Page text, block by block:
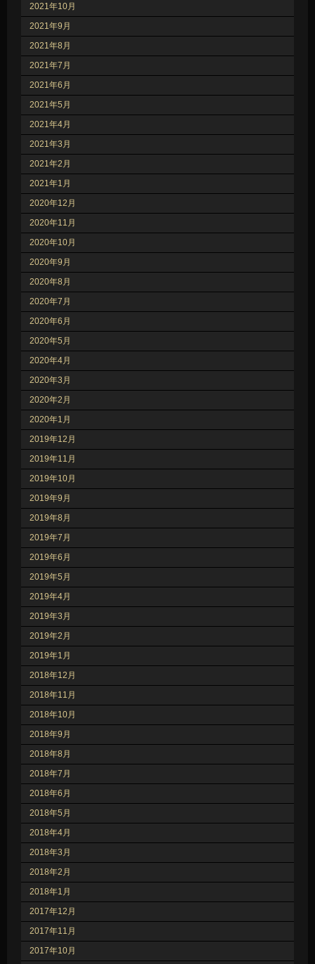
2021年10月
2021年9月
2021年8月
2021年7月
2021年6月
2021年5月
2021年4月
2021年3月
2021年2月
2021年1月
2020年12月
2020年11月
2020年10月
2020年9月
2020年8月
2020年7月
2020年6月
2020年5月
2020年4月
2020年3月
2020年2月
2020年1月
2019年12月
2019年11月
2019年10月
2019年9月
2019年8月
2019年7月
2019年6月
2019年5月
2019年4月
2019年3月
2019年2月
2019年1月
2018年12月
2018年11月
2018年10月
2018年9月
2018年8月
2018年7月
2018年6月
2018年5月
2018年4月
2018年3月
2018年2月
2018年1月
2017年12月
2017年11月
2017年10月